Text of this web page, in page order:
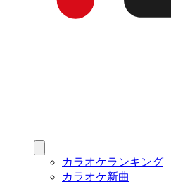
カラオケランキング
カラオケ新曲